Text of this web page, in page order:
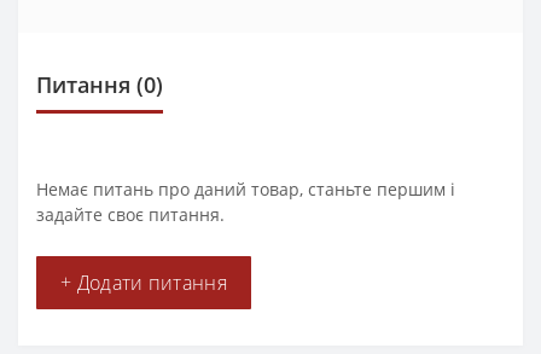
Питання (0)
Немає питань про даний товар, станьте першим і
задайте своє питання.
+ Додати питання